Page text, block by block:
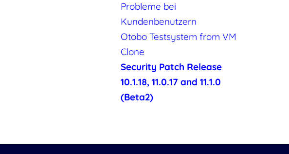
Probleme bei
Kundenbenutzern
Otobo Testsystem from VM
Clone
Security Patch Release
10.1.18, 11.0.17 and 11.1.0
(Beta2)